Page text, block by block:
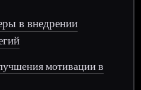
в внедрении
мотивации в